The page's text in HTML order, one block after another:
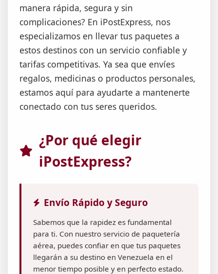
manera rápida, segura y sin
complicaciones? En iPostExpress, nos
especializamos en llevar tus paquetes a
estos destinos con un servicio confiable y
tarifas competitivas. Ya sea que envíes
regalos, medicinas o productos personales,
estamos aquí para ayudarte a mantenerte
conectado con tus seres queridos.
¿Por qué elegir
iPostExpress?
Envío Rápido y Seguro
Sabemos que la rapidez es fundamental
para ti. Con nuestro servicio de paquetería
aérea, puedes confiar en que tus paquetes
llegarán a su destino en Venezuela en el
menor tiempo posible y en perfecto estado.